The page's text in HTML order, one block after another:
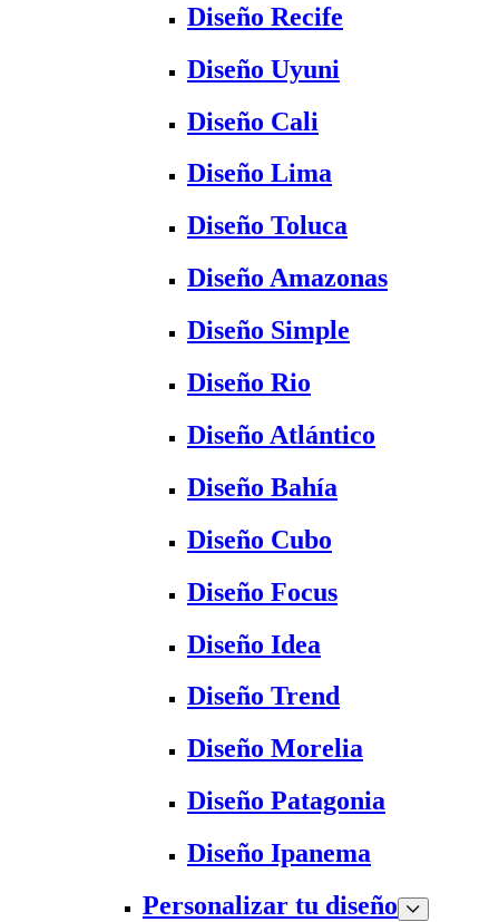
Diseño Recife
Diseño Uyuni
Diseño Cali
Diseño Lima
Diseño Toluca
Diseño Amazonas
Diseño Simple
Diseño Rio
Diseño Atlántico
Diseño Bahía
Diseño Cubo
Diseño Focus
Diseño Idea
Diseño Trend
Diseño Morelia
Diseño Patagonia
Diseño Ipanema
Personalizar tu diseño